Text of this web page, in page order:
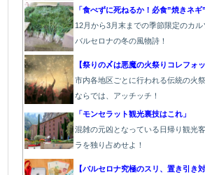
「食べずに死ねるか！必食”焼きネギ”
12月から3月末までの季節限定のカ
バルセロナの冬の風物詩！
【祭りの〆は悪魔の火祭りコレフォッ
市内各地区ごとに行われる伝統の火
ならでは、アッチッチ！
「モンセラット観光裏技はこれ」
混雑の元凶となっている日帰り観光
ラを独り占めせよ！
【バルセロナ究極のスリ、置き引き対